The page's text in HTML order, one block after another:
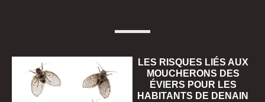
LES RISQUES LIÉS AUX
MOUCHERONS DES
ÉVIERS POUR LES
HABITANTS DE DENAIN